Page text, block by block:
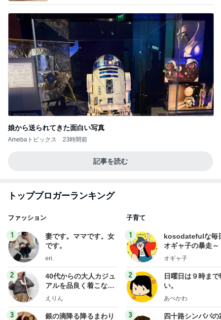
娘から送られてきた面白い写真
Amebaトピックス 23時間前
記事を読む
トップブロガーランキング
ファッション
1
妻です。ママです。女
です。
eri.
2
40代からの大人カジュ
アルを品良く着こなす
ファッションブログ
えりん
3 銀の滴降る降るまわり
子育て
1
kosodatefulな毎
オギャ子の暴走～
オギャ子
2
日曜日は９時まで
い。
あべかわ
3 四十路シンパパの